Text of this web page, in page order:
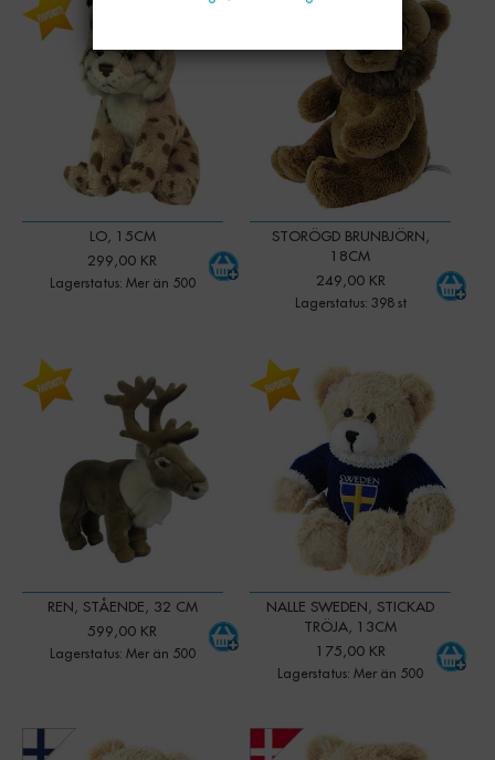
LO, 15CM
299,00 KR
Lagerstatus: Mer än 500
Qty: -
STORÖGD BRUNBJÖRN,
18CM
249,00 KR
Lagerstatus: 398 st
-
REN, STÅENDE, 32 CM
599,00 KR
Lagerstatus: Mer än 500
Qty: +
NALLE SWEDEN, STICKAD
TRÖJA, 13CM
175,00 KR
Lagerstatus: Mer än 500
Qty: +
-